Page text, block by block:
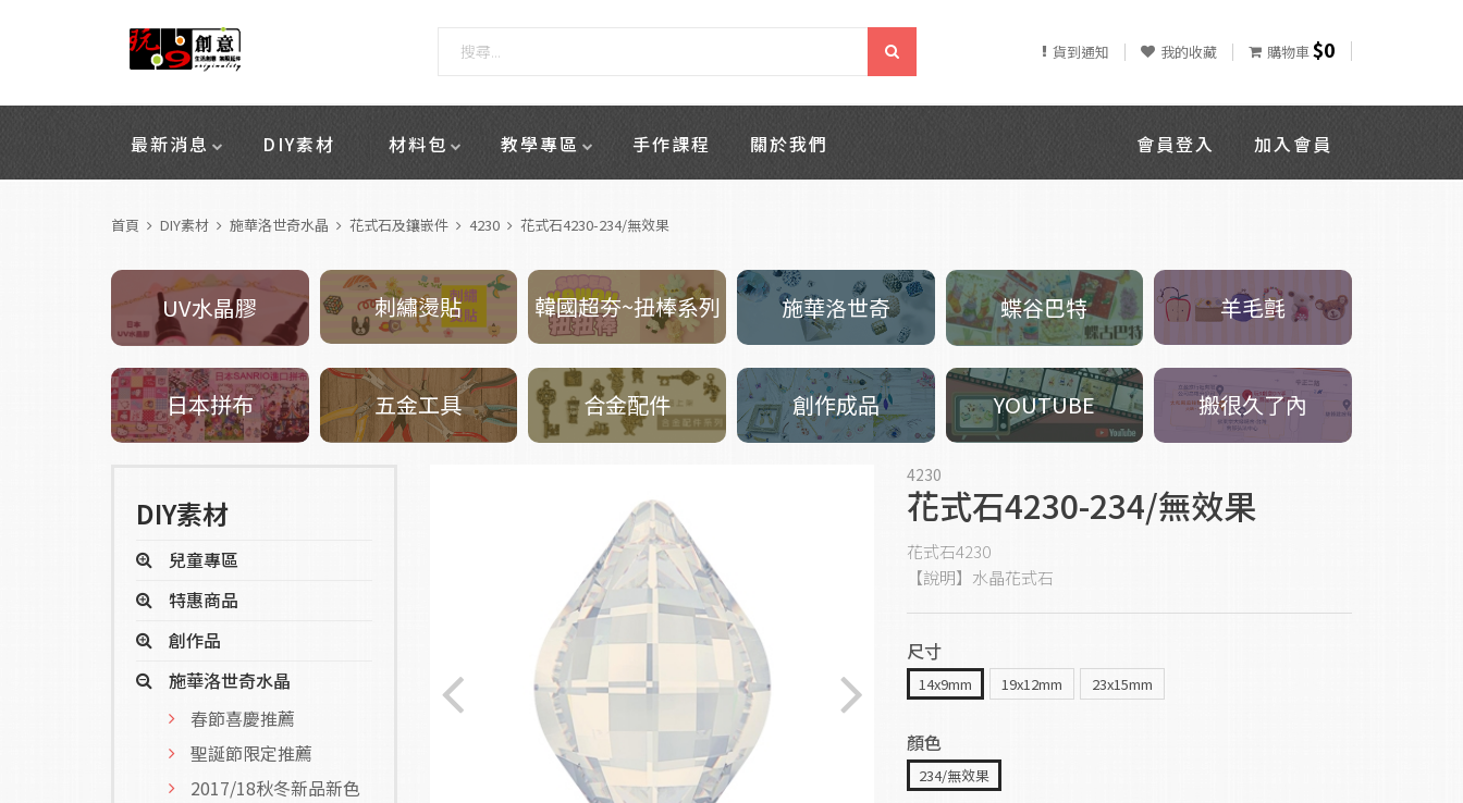
貨到通知 我的收藏 購物車$0
最新消息 DIY素材 材料包 教學專區 手作課程 關於我們 會員登入 加入會員
首頁 DIY素材 施華洛世奇水晶 花式石及鑲嵌件 4230 花式石4230-234/無效果
UV水晶膠 刺繡燙貼 韓國超夯~扭棒系列 施華洛世奇 蝶谷巴特 羊毛氈
日本拼布 五金工具 合金配件 創作成品 YOUTUBE 搬很久了內
4230
花式石4230-234/無效果
花式石4230
【說明】水晶花式石
尺寸
14x9mm 19x12mm 23x15mm
顏色
234/無效果
DIY素材
兒童專區
特惠商品
創作品
施華洛世奇水晶
春節喜慶推薦
聖誕節限定推薦
2017/18秋冬新品新色